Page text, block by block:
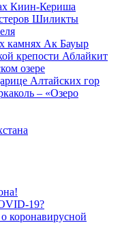
Киин-Кериша
Шиликты
камнях Ак Бауыр
крепости Аблайкит
озере
Алтайских гор
– «Озеро
19?
коронавирусной